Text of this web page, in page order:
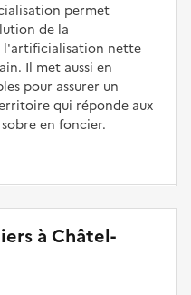
permet
de la
l'artificialisation nette
Il met aussi en
pour assurer un
qui réponde aux
en foncier.
à Châtel-